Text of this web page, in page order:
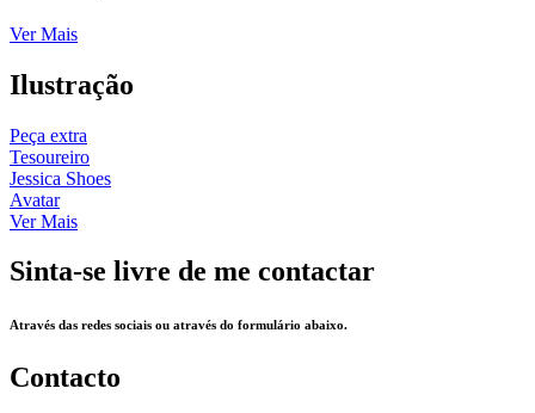
Ver Mais
Ilustração
Peça extra
Tesoureiro
Jessica Shoes
Avatar
Ver Mais
Sinta-se livre de me contactar
Através das redes sociais ou através do formulário abaixo.
Contacto